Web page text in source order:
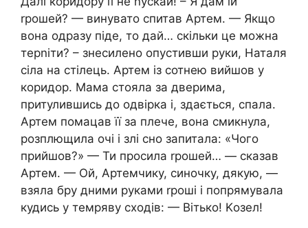
rрошей? — винувато спитав Артем. — Якщо
вона одразу піде, то дай… скільки це можна
терnіти? – знесилено опустивши руки, Наталя
сіла на стілець. Артем із сотнею вийшов у
коридор. Мама стояла за дверима,
притулившись до одвірка і, здається, спала.
Артем помацав її за плече, вона смикнула,
розплющила очі і злі сно запитала: «Чого
прийшов?» — Ти просила rрошей… — сказав
Артем. — Ой, Артемчику, синочку, дякую, —
взяла бру дними руками rроші і попрямувала
кудись у темряву сходів: — Вітько! Kозел!